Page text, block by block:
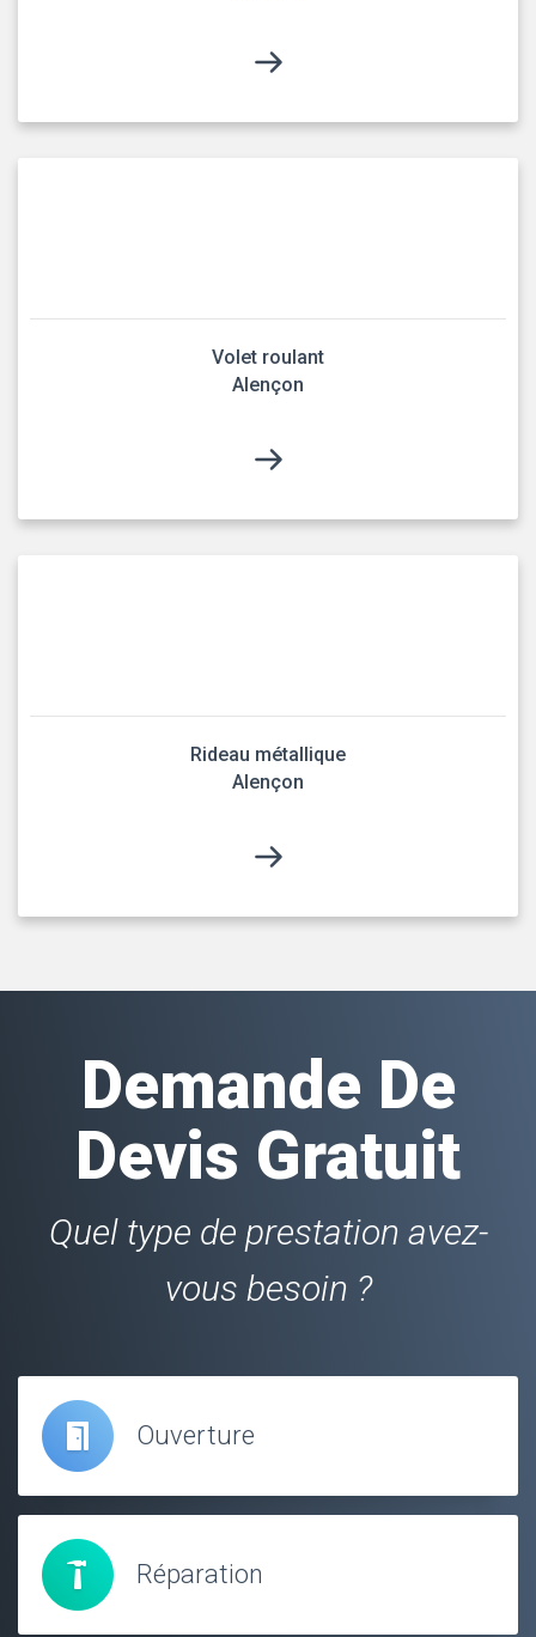
Volet roulant
Alençon
Rideau métallique
Alençon
Demande De
Devis Gratuit
Quel type de prestation avez-
vous besoin ?
Ouverture
Réparation